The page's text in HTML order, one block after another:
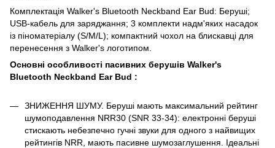
Комплектація Walker's Bluetooth Neckband Ear Bud: Беруші;
USB-кабель для заряджання; 3 комплекти надм'яких насадок
із піноматеріалу (S/M/L); компактний чохол на блискавці для
перенесення з Walker's логотипом.
Основні особливості пасивних берушів Walker's
Bluetooth Neckband Ear Bud :
ЗНИЖЕННЯ ШУМУ. Беруші мають максимальний рейтинг
шумоподавлення NRR30 (SNR 33-34): електронні беруші
стискають небезпечно гучні звуки для одного з найвищих
рейтингів NRR, мають пасивне шумозаглушення. Ідеальні